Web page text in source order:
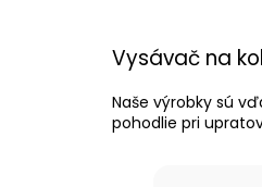
Vysávač na
Naše výrobky sú
pohodlie pri